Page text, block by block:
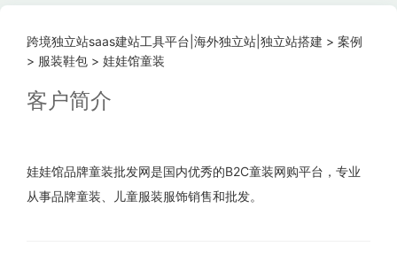
跨境独立站saas建站工具平台|海外独立站|独立站搭建 > 案例
> 服装鞋包 > 娃娃馆童装
客户简介
娃娃馆品牌童装批发网是国内优秀的B2C童装网购平台，专业
从事品牌童装、儿童服装服饰销售和批发。